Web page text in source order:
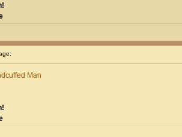
Man